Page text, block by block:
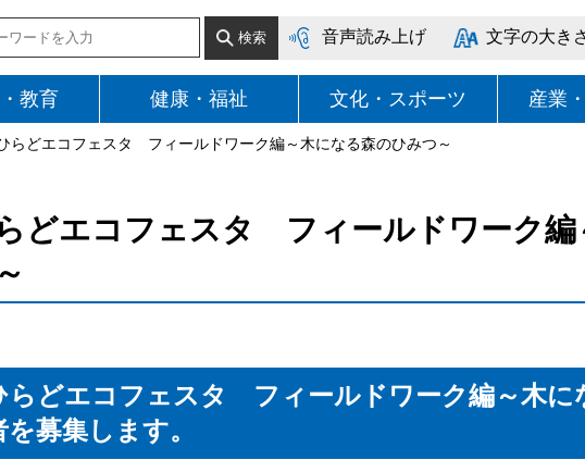
音声読み上げ 文字の大き
教育 健康・福祉 文化・スポーツ 産業
らどエコフェスタ フィールドワーク編～木になる森のひみつ～
どエコフェスタ フィールドワーク編
らどエコフェスタ フィールドワーク編～木に
を募集します。